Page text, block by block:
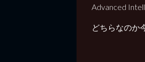
Advanced
どちらなのか